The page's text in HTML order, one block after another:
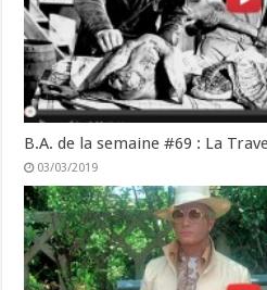
B.A. de la semaine #69 : La
03/03/2019